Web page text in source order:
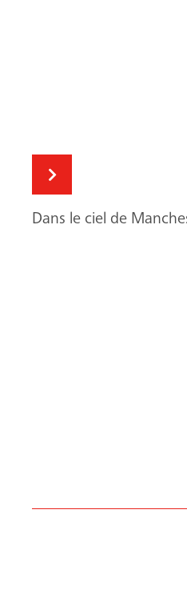
Dans le ciel de